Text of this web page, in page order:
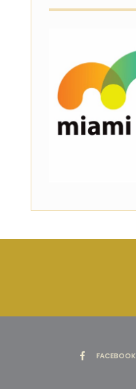
FACEBOOK